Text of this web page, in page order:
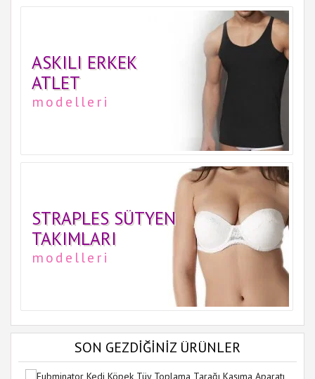
ASKILI ERKEK
ATLET
modelleri
STRAPLES SÜTYEN
TAKIMLARI
modelleri
SON GEZDİĞİNİZ ÜRÜNLER